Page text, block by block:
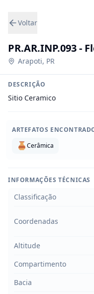
Voltar
PR.AR.INP.093 -
Arapoti, PR
DESCRIÇÃO
Sitio Ceramico
ARTEFATOS
Cerâmica
INFORMAÇÕES TÉCNICAS
Classificação
Coordenadas
Altitude
Compartimento
Bacia